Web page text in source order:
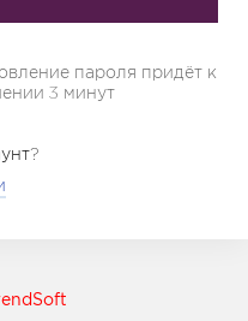
пароля придёт к
3 минут